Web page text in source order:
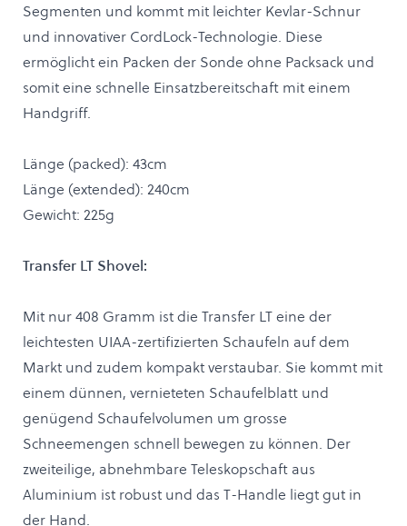
Segmenten und kommt mit leichter Kevlar-Schnur
und innovativer CordLock-Technologie. Diese
ermöglicht ein Packen der Sonde ohne Packsack und
somit eine schnelle Einsatzbereitschaft mit einem
Handgriff.
Länge (packed): 43cm
Länge (extended): 240cm
Gewicht: 225g
Transfer LT Shovel:
Mit nur 408 Gramm ist die Transfer LT eine der
leichtesten UIAA-zertifizierten Schaufeln auf dem
Markt und zudem kompakt verstaubar. Sie kommt mit
einem dünnen, vernieteten Schaufelblatt und
genügend Schaufelvolumen um grosse
Schneemengen schnell bewegen zu können. Der
zweiteilige, abnehmbare Teleskopschaft aus
Aluminium ist robust und das T-Handle liegt gut in
der Hand.